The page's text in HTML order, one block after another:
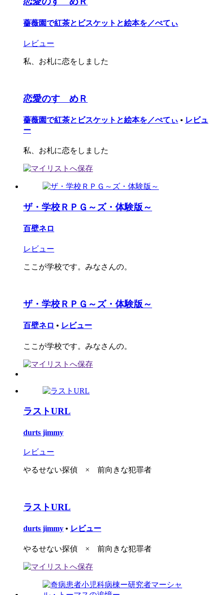
薔薇園で紅茶とビスケットと絵本を／ぺてぃ
レビュー
私、お札に恋をしました
恋愛のすゝめＲ
薔薇園で紅茶とビスケットと絵本を／ぺてぃ • レビュ
ー
私、お札に恋をしました
ザ・学校ＲＰＧ～ズ・体験版～
百壁ネロ
レビュー
ここが学校です。みなさんの。
ザ・学校ＲＰＧ～ズ・体験版～
百壁ネロ • レビュー
ここが学校です。みなさんの。
ラストURL
durts jimmy
レビュー
やるせない探偵 × 前向きな犯罪者
ラストURL
durts jimmy • レビュー
やるせない探偵 × 前向きな犯罪者